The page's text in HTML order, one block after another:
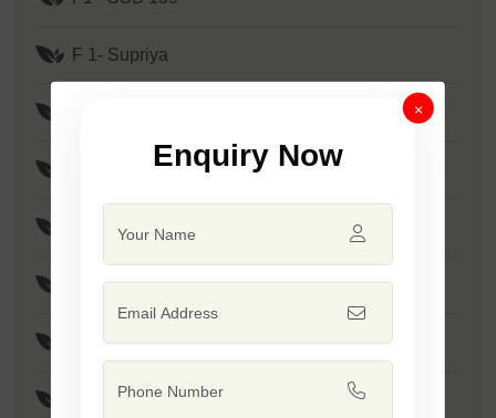
F 1- Supriya
F1 - SSB 807
F1 - Mallika
F1 - Tejas
F1 - Tadka
F1 - Minakshi / SSB 133
×
Enquiry Now